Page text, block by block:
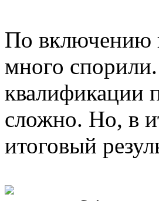
По включению
много
квалификации
сложно. Но, в
итоговый